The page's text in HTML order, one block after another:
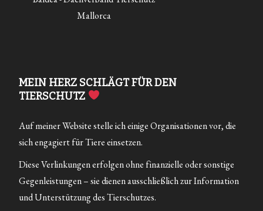
Mallorca
MEIN HERZ SCHLÄGT FÜR DEN
TIERSCHUTZ
Auf meiner Website stelle ich einige Organisationen vor, die
sich engagiert für Tiere einsetzen.
Diese Verlinkungen erfolgen ohne finanzielle oder sonstige
Gegenleistungen – sie dienen ausschließlich zur Information
und Unterstützung des Tierschutzes.